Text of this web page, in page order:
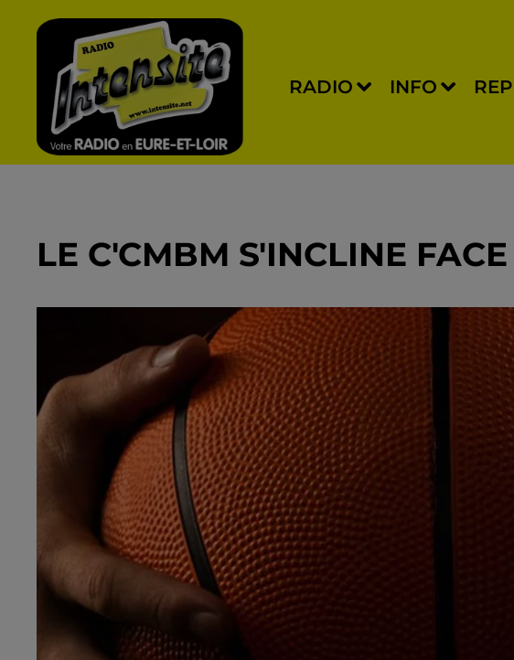
RADIO INFO
LE C'CMBM S'INCLINE